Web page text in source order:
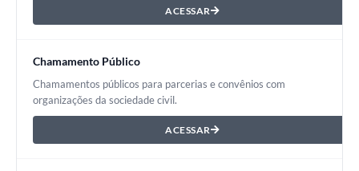
ACESSAR
Chamamento Público
Chamamentos públicos para parcerias e convênios com
organizações da sociedade civil.
ACESSAR